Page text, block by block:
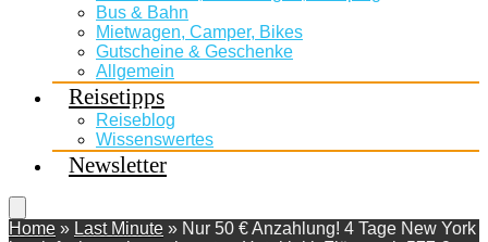
Bus & Bahn
Mietwagen, Camper, Bikes
Gutscheine & Geschenke
Allgemein
Reisetipps
Reiseblog
Wissenswertes
Newsletter
Home » Last Minute » Nur 50 € Anzahlung! 4 Tage New York